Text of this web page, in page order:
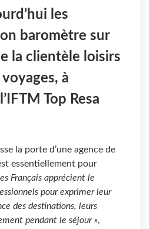
les
baromètre sur
la clientèle loisirs
à
Top Resa
la porte d’une agence de
essentiellement pour
Français apprécient le
pour exprimer leur
des destinations, leurs
pendant le séjour »,